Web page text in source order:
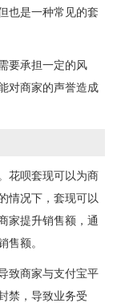
也是一种常见的套
要承担一定的风
对商家的声誉造成
花呗套现可以为商
情况下，套现可以
家提升销售额，通
售额。
致商家与支付宝平
禁，导致业务受